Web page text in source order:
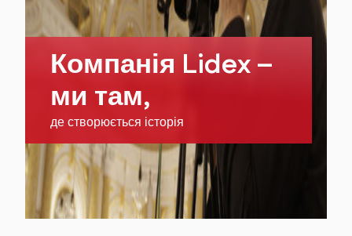
Компанія Lidex –
ми там,
де створюється історія